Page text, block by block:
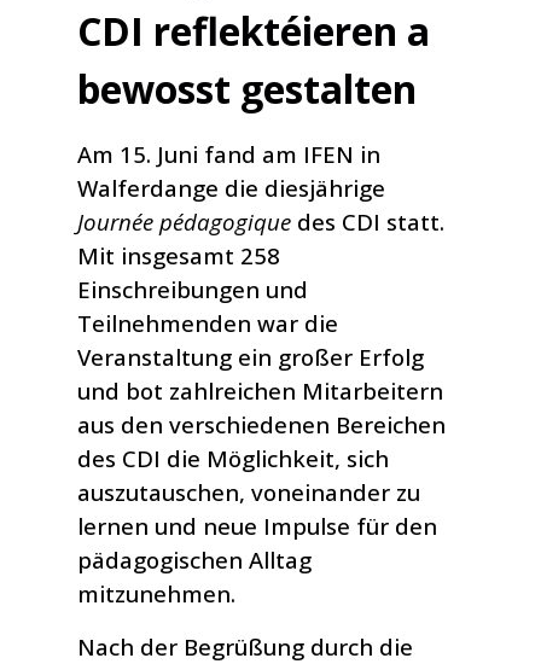
CDI reflektéieren a
bewosst gestalten
Am 15. Juni fand am IFEN in
Walferdange die diesjährige
Journée pédagogique des CDI statt.
Mit insgesamt 258
Einschreibungen und
Teilnehmenden war die
Veranstaltung ein großer Erfolg
und bot zahlreichen Mitarbeitern
aus den verschiedenen Bereichen
des CDI die Möglichkeit, sich
auszutauschen, voneinander zu
lernen und neue Impulse für den
pädagogischen Alltag
mitzunehmen.
Nach der Begrüßung durch die